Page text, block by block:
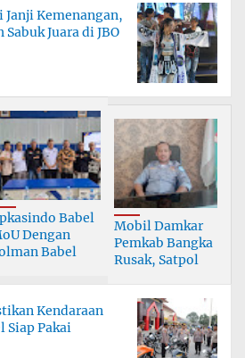
Janji Kemenangan,
Juara di JBO
Babel
Dengan
Babel
Mobil Damkar
Pemkab Bangka
Rusak, Satpol
Kendaraan
Siap Pakai